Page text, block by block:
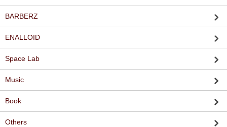
BARBERZ
ENALLOID
Space Lab
Music
Book
Others